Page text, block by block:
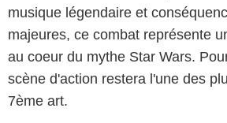
musique légendaire et
majeures, ce combat représente
au coeur du mythe Star Wars.
scène d'action restera l'une des
7ème art.